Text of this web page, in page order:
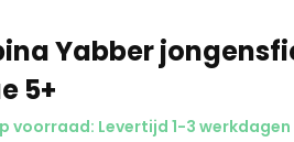
Yabber
5+
voorraad: Levertijd 1-3 werkdagen